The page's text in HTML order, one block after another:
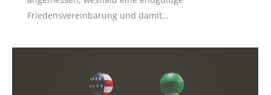
Friedensvereinbarung und damit…